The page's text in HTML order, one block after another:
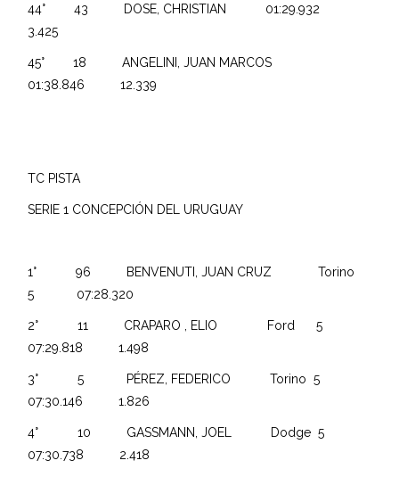
44° 43 DOSE, CHRISTIAN 01:29.932
3.425
45° 18 ANGELINI, JUAN MARCOS
01:38.846 12.339
TC PISTA
SERIE 1 CONCEPCIÓN DEL URUGUAY
1° 96 BENVENUTI, JUAN CRUZ Torino
5 07:28.320
2° 11 CRAPARO , ELIO Ford 5
07:29.818 1.498
3° 5 PÉREZ, FEDERICO Torino 5
07:30.146 1.826
4° 10 GASSMANN, JOEL Dodge 5
07:30.738 2.418